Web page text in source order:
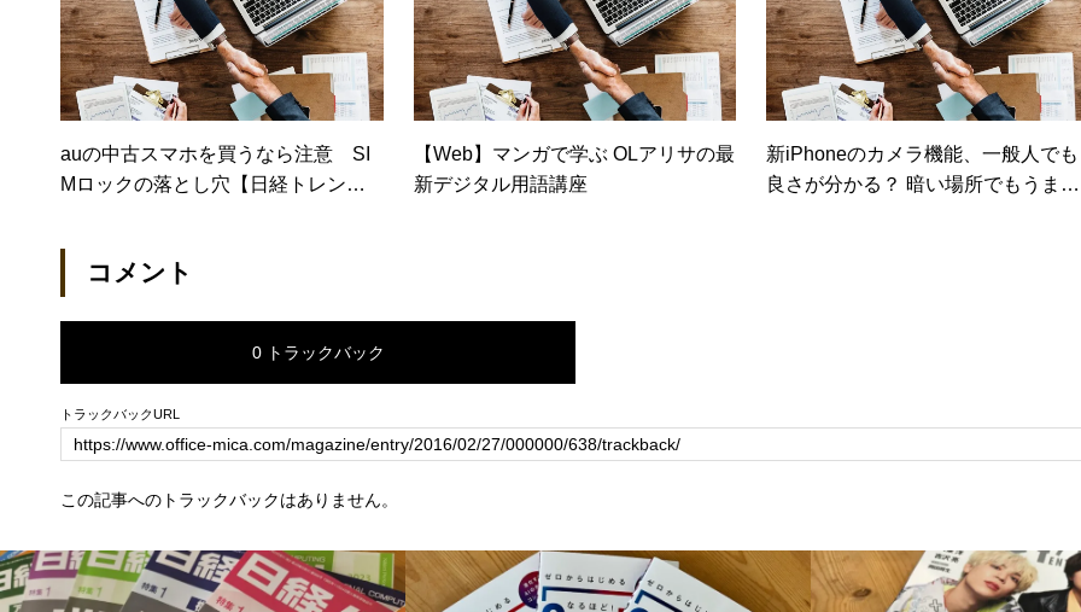
auの中古スマホを買うなら注意 SI
Mロックの落とし穴【日経トレンデ
【Web】マンガで学ぶ OLアリサの最
新デジタル用語講座
新iPhoneのカメラ機能、一般人でも
良さが分かる？ 暗い場所でもうまく
コメント
0 トラックバック
トラックバックURL
この記事へのトラックバックはありません。